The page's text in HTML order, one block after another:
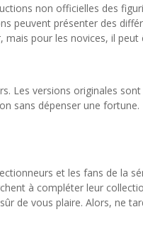
non officielles des
peuvent présenter des
pour les novices, il
Les versions originales
sans dépenser une
et les fans de la
à compléter leur
de vous plaire. Alors, ne